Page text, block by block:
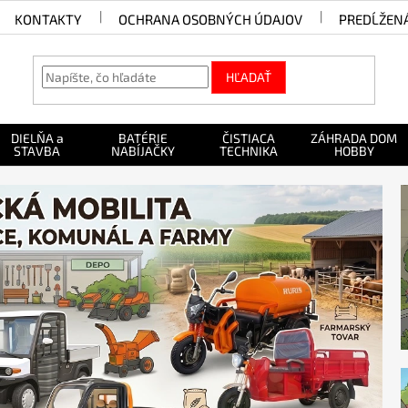
KONTAKTY OCHRANA OSOBNÝCH ÚDAJOV
HĽADAŤ
DIELŇA a
STAVBA
BATÉRIE
NABÍJAČKY
ČISTIACA
TECHNIKA
ZÁHRADA DOM
HOBBY